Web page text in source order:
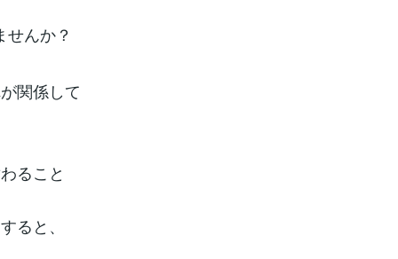
んか？
関係して
ること
ると、